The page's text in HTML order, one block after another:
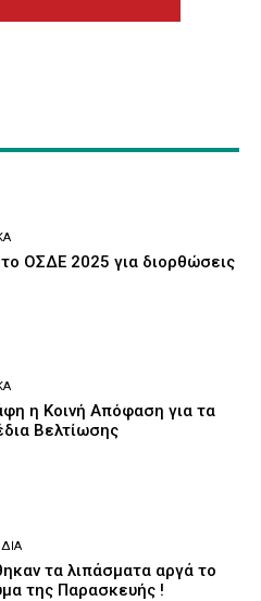
το ΟΣΔΕ 2025 για διορθώσεις
η Κοινή Απόφαση για τα
Βελτίωσης
τα λιπάσματα αργά το
της Παρασκευής !